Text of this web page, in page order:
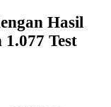
Hasil
Test